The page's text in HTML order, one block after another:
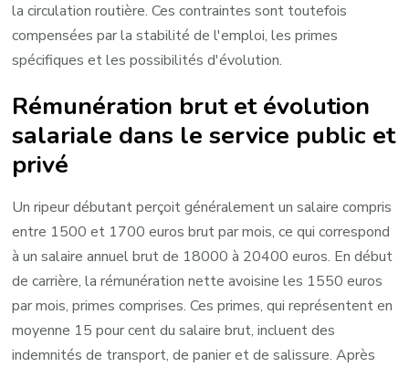
la circulation routière. Ces contraintes sont toutefois
compensées par la stabilité de l'emploi, les primes
spécifiques et les possibilités d'évolution.
Rémunération brut et évolution
salariale dans le service public et
privé
Un ripeur débutant perçoit généralement un salaire compris
entre 1500 et 1700 euros brut par mois, ce qui correspond
à un salaire annuel brut de 18000 à 20400 euros. En début
de carrière, la rémunération nette avoisine les 1550 euros
par mois, primes comprises. Ces primes, qui représentent en
moyenne 15 pour cent du salaire brut, incluent des
indemnités de transport, de panier et de salissure. Après